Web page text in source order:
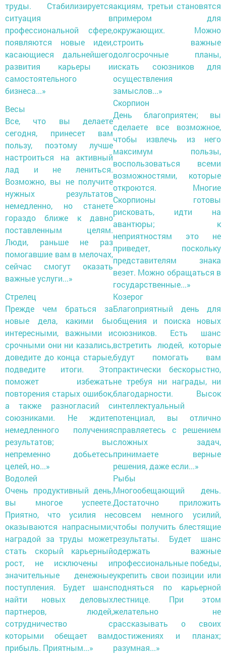
труды. Стабилизируется
ситуация в
профессиональной сфере,
появляются новые идеи,
касающиеся дальнейшего
развития карьеры и
самостоятельного
бизнеса...»
акциям, третьи становятся
примером для
окружающих. Можно
строить важные
долгосрочные планы,
искать союзников для
осуществления
замыслов...»
Весы
Все, что вы делаете
сегодня, принесет вам
пользу, поэтому лучше
настроиться на активный
лад и не лениться.
Возможно, вы не получите
нужных результатов
немедленно, но станете
гораздо ближе к давно
поставленным целям.
Люди, раньше не раз
помогавшие вам в мелочах,
сейчас смогут оказать
важные услуги...»
Скорпион
День благоприятен; вы
сделаете все возможное,
чтобы извлечь из него
максимум пользы,
воспользоваться всеми
возможностями, которые
откроются. Многие
Скорпионы готовы
рисковать, идти на
авантюры; к
неприятностям это не
приведет, поскольку
представителям знака
везет. Можно обращаться в
государственные...»
Стрелец
Прежде чем браться за
новые дела, какими бы
интересными, важными и
срочными они ни казались,
доведите до конца старые,
подведите итоги. Это
поможет избежать
повторения старых ошибок,
а также разногласий с
союзниками. Не ждите
немедленного получения
результатов; вы
непременно добьетесь
целей, но...»
Козерог
Благоприятный день для
общения и поиска новых
союзников. Есть шанс
встретить людей, которые
будут помогать вам
практически бескорыстно,
не требуя ни награды, ни
благодарности. Высок
интеллектуальный
потенциал, вы отлично
справляетесь с решением
сложных задач,
принимаете верные
решения, даже если...»
Водолей
Очень продуктивный день,
вы многое успеете.
Приятно, что усилия не
оказываются напрасными;
наградой за труды может
стать скорый карьерный
рост, не исключены и
значительные денежные
поступления. Будет шанс
найти новых деловых
партнеров, людей,
сотрудничество с
которыми обещает вам
прибыль. Приятным...»
Рыбы
Многообещающий день.
Достаточно приложить
совсем немного усилий,
чтобы получить блестящие
результаты. Будет шанс
одержать важные
профессиональные победы,
укрепить свои позиции или
подняться по карьерной
лестнице. При этом
желательно не
рассказывать о своих
достижениях и планах;
разумная...»